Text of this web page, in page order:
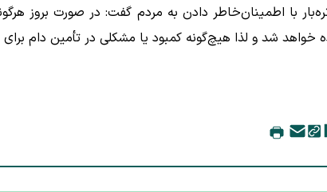
با اطمینان‌خاطر دادن به مردم گفت: در صورت بروز
شد و لذا هیچ‌گونه کمبود یا مشکلی در تأمین دام برای